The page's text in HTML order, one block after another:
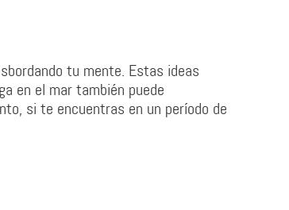
tu mente. Estas ideas
en el mar también puede
si te encuentras en un período de